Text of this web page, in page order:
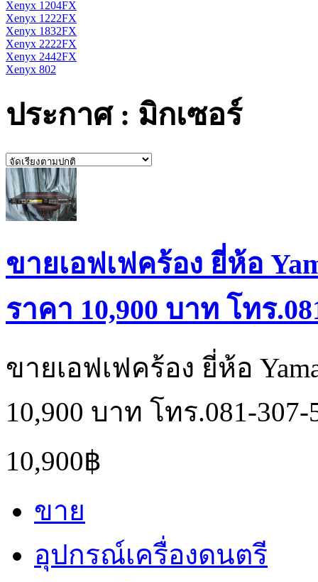
Xenyx 1204FX
Xenyx 1222FX
Xenyx 1832FX
Xenyx 2222FX
Xenyx 2442FX
Xenyx 802
ประกาศ : มิกเซอร์
ขายเอฟเฟคร้อง ยี่ห้อ
ราคา 10,900 บาท โทร
ขายเอฟเฟคร้อง ยี่ห้อ
10,900 บาท โทร.081-307-
10,900฿
ขาย
อุปกรณ์เครื่องดนตรี